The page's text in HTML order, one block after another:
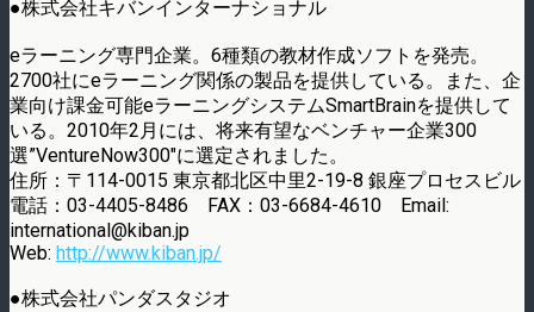
●株式会社キバンインターナショナル
eラーニング専門企業。6種類の教材作成ソフトを発売。
2700社にeラーニング関係の製品を提供している。また、企
業向け課金可能eラーニングシステムSmartBrainを提供して
いる。2010年2月には、将来有望なベンチャー企業300
選”VentureNow300″に選定されました。
住所：〒114-0015 東京都北区中里2-19-8 銀座プロセスビル
電話：03-4405-8486 FAX：03-6684-4610 Email:
international@kiban.jp
Web: http://www.kiban.jp/
●株式会社パンダスタジオ